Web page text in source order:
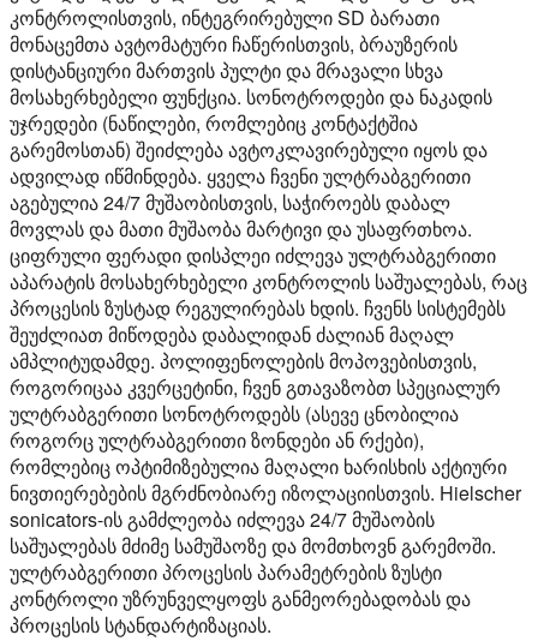
კონტროლისთვის, ინტეგრირებული SD ბარათი
მონაცემთა ავტომატური ჩაწერისთვის, ბრაუზერის
დისტანციური მართვის პულტი და მრავალი სხვა
მოსახერხებელი ფუნქცია. სონოტროდები და ნაკადის
უჯრედები (ნაწილები, რომლებიც კონტაქტშია
გარემოსთან) შეიძლება ავტოკლავირებული იყოს და
ადვილად იწმინდება. ყველა ჩვენი ულტრაბგერითი
აგებულია 24/7 მუშაობისთვის, საჭიროებს დაბალ
მოვლას და მათი მუშაობა მარტივი და უსაფრთხოა.
ციფრული ფერადი დისპლეი იძლევა ულტრაბგერითი
აპარატის მოსახერხებელი კონტროლის საშუალებას, რაც
პროცესის ზუსტად რეგულირებას ხდის. ჩვენს სისტემებს
შეუძლიათ მიწოდება დაბალიდან ძალიან მაღალ
ამპლიტუდამდე. პოლიფენოლების მოპოვებისთვის,
როგორიცაა კვერცეტინი, ჩვენ გთავაზობთ სპეციალურ
ულტრაბგერითი სონოტროდებს (ასევე ცნობილია
როგორც ულტრაბგერითი ზონდები ან რქები),
რომლებიც ოპტიმიზებულია მაღალი ხარისხის აქტიური
ნივთიერებების მგრძნობიარე იზოლაციისთვის. Hielscher
sonicators-ის გამძლეობა იძლევა 24/7 მუშაობის
საშუალებას მძიმე სამუშაოზე და მომთხოვნ გარემოში.
ულტრაბგერითი პროცესის პარამეტრების ზუსტი
კონტროლი უზრუნველყოფს განმეორებადობას და
პროცესის სტანდარტიზაციას.